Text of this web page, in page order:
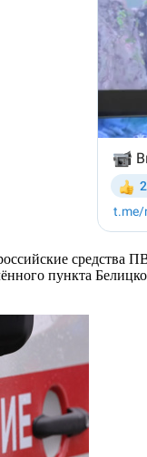
средства
пункта